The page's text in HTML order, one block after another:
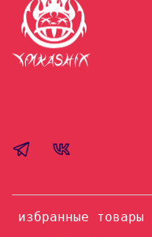
избранные товары